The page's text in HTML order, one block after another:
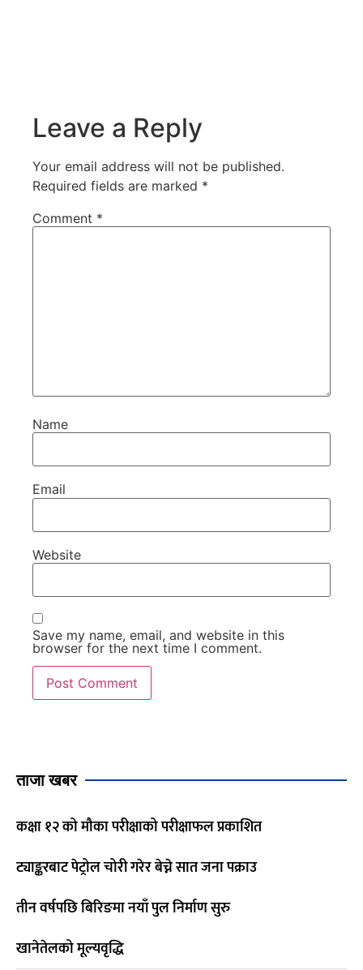
Leave a Reply
Your email address will not be published.
Required fields are marked *
Comment *
Name
Email
Website
Save my name, email, and website in this
browser for the next time I comment.
ताजा खबर
कक्षा १२ को मौका परीक्षाको परीक्षाफल प्रकाशित
ट्याङ्करबाट पेट्रोल चोरी गरेर बेच्ने सात जना पक्राउ
तीन वर्षपछि बिरिङमा नयाँ पुल निर्माण सुरु
खानेतेलको मूल्यवृद्धि